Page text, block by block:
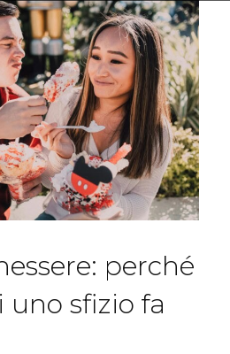
perché
uno sfizio fa